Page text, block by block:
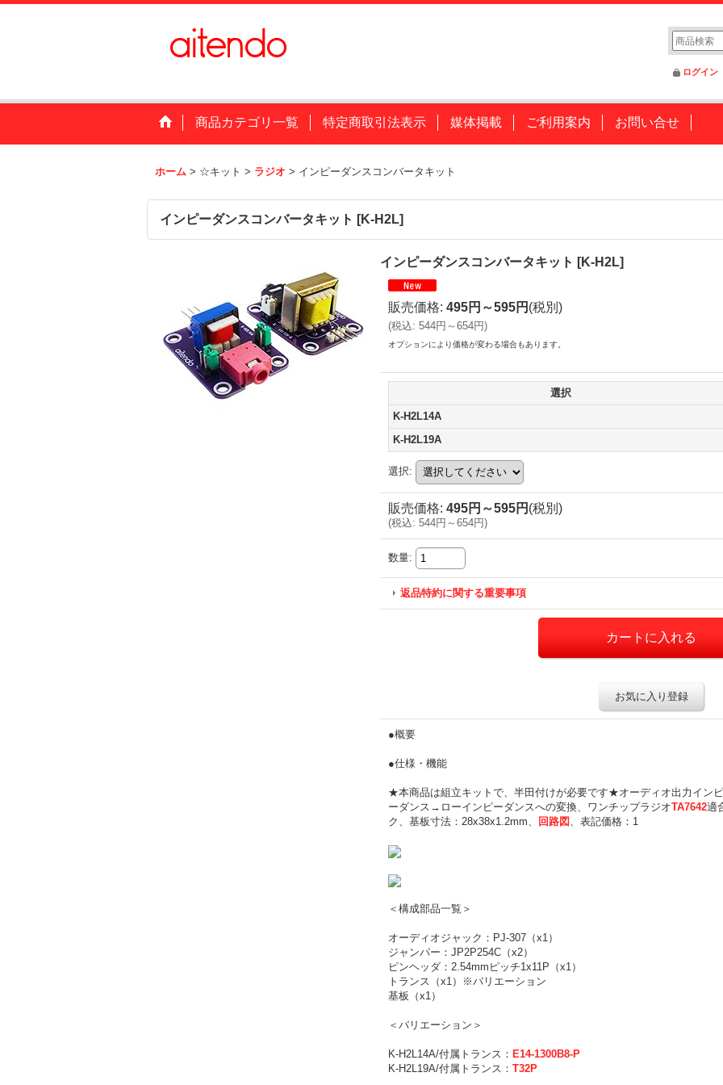
ログイン
商品カテゴリ一覧 特定商取引法表示 媒体掲載 ご利用案内 お問い合せ
ホーム > ☆キット > ラジオ > インピーダンスコンバータキット
インピーダンスコンバータキット [K-H2L]
インピーダンスコンバータキット [K-H2L]
販売価格: 495円～595円 (税別)
(税込: 544円～654円)
オプションにより価格が変わる場合もあります。
選択
K-H2L14A
K-H2L19A
選択:
販売価格: 495円～595円 (税別)
(税込: 544円～654円)
数量:
返品特約に関する重要事項
お気に入り登録
●概要
●仕様・機能
★本商品は組立キットで、半田付けが必要です★オーディオ出力イン
ーダンス→ローインピーダンスへの変換、ワンチップラジオTA7642適
ク、基板寸法：28x38x1.2mm、
回路図 、表記価格：1
＜構成部品一覧＞
オーディオジャック：PJ-307（x1）
ジャンパー：JP2P254C（x2）
ピンヘッダ：2.54mmピッチ1x11P（x1）
トランス（x1）※バリエーション
基板（x1）
＜バリエーション＞
K-H2L14A/付属トランス： E14-1300B8-P
K-H2L19A/付属トランス： T32P